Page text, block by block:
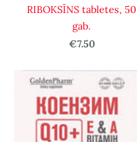
RIBOKSĪNS tabletes, 50
gab.
€7.50